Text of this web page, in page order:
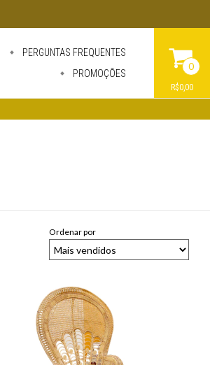
PERGUNTAS FREQUENTES
PROMOÇÕES
0
R$0,00
Ordenar por